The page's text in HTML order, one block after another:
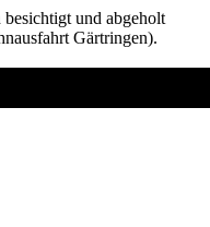
und abgeholt
Gärtringen).